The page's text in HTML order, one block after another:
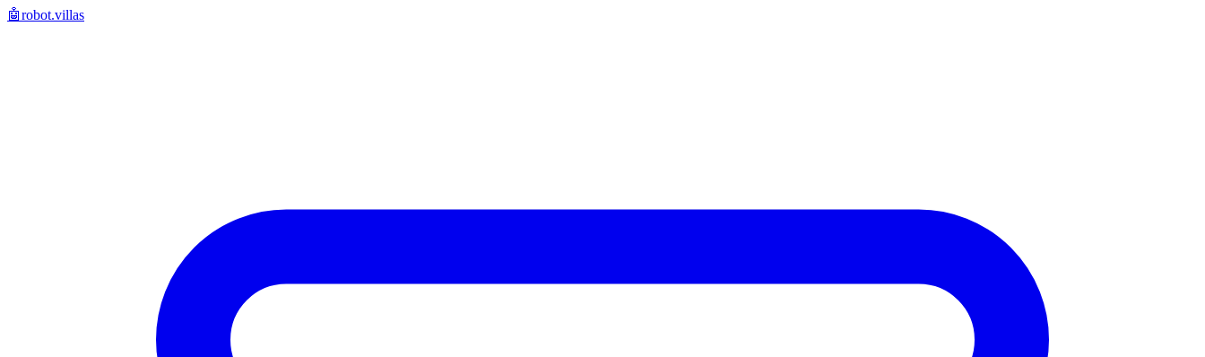
🤖robot.villas